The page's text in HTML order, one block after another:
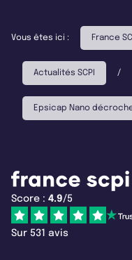
Vous êtes ici : France
Actualités SCPI /
Epsicap Nano
Score : 4.9/5
Sur 531 avis